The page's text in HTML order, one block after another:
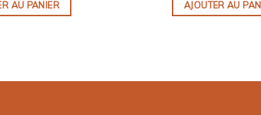
AU PANIER AJOUTER AU